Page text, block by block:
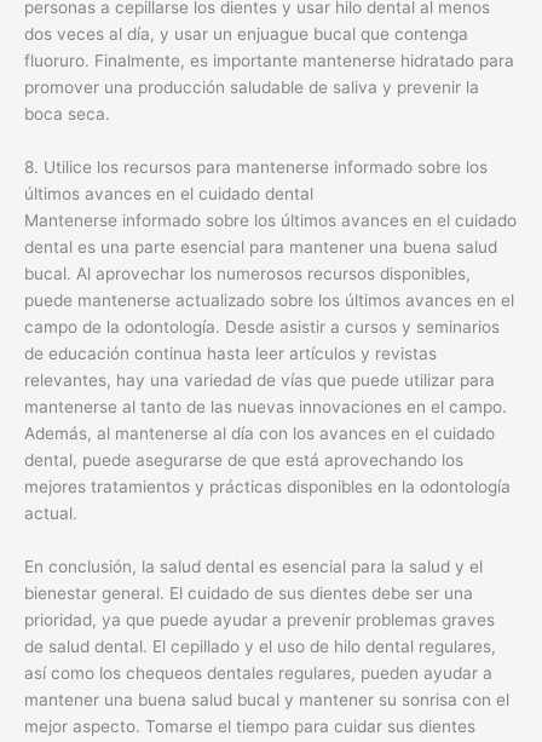
personas a cepillarse los dientes y usar hilo dental al menos
dos veces al día, y usar un enjuague bucal que contenga
fluoruro. Finalmente, es importante mantenerse hidratado para
promover una producción saludable de saliva y prevenir la
boca seca.
8. Utilice los recursos para mantenerse informado sobre los
últimos avances en el cuidado dental
Mantenerse informado sobre los últimos avances en el cuidado
dental es una parte esencial para mantener una buena salud
bucal. Al aprovechar los numerosos recursos disponibles,
puede mantenerse actualizado sobre los últimos avances en el
campo de la odontología. Desde asistir a cursos y seminarios
de educación continua hasta leer artículos y revistas
relevantes, hay una variedad de vías que puede utilizar para
mantenerse al tanto de las nuevas innovaciones en el campo.
Además, al mantenerse al día con los avances en el cuidado
dental, puede asegurarse de que está aprovechando los
mejores tratamientos y prácticas disponibles en la odontología
actual.
En conclusión, la salud dental es esencial para la salud y el
bienestar general. El cuidado de sus dientes debe ser una
prioridad, ya que puede ayudar a prevenir problemas graves
de salud dental. El cepillado y el uso de hilo dental regulares,
así como los chequeos dentales regulares, pueden ayudar a
mantener una buena salud bucal y mantener su sonrisa con el
mejor aspecto. Tomarse el tiempo para cuidar sus dientes